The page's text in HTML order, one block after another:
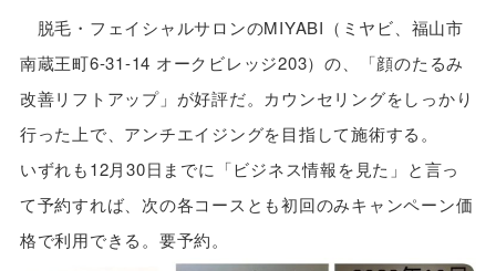
脱毛・フェイシャルサロンのMIYABI（ミヤビ、福山市
南蔵王町6-31-14 オークビレッジ203）の、「顔のたるみ
改善リフトアップ」が好評だ。カウンセリングをしっかり
行った上で、アンチエイジングを目指して施術する。
いずれも12月30日までに「ビジネス情報を見た」と言っ
て予約すれば、次の各コースとも初回のみキャンペーン価
格で利用できる。要予約。